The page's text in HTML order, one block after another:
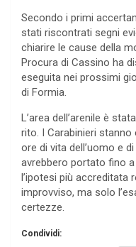
Secondo i primi
stati riscontrati segni
chiarire le cause della
Procura di Cassino ha
eseguita nei prossimi
di Formia.
L’area dell’arenile è
rito. I Carabinieri
ore di vita dell’uomo e
avrebbero portato fino
l’ipotesi più accreditata
improvviso, ma solo
certezze.
Condividi: